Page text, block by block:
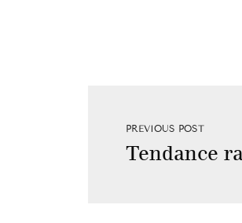
PREVIOUS POST
Tendance